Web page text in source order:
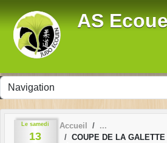
AS
Le samedi
13
Accueil
COUPE DE LA GALETTE